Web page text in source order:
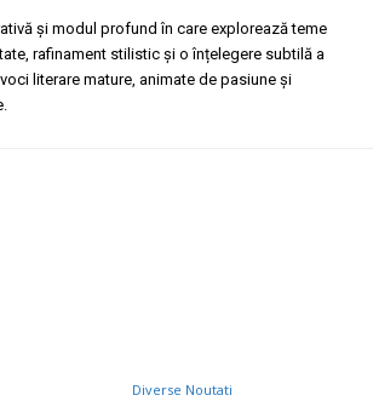
și modul profund în care explorează teme
rafinament stilistic și o înțelegere subtilă a
literare mature, animate de pasiune și
Diverse Noutati